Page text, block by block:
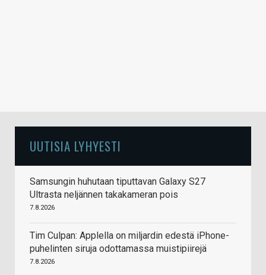
UUTISIA LYHYESTI
Samsungin huhutaan tiputtavan Galaxy S27
Ultrasta neljännen takakameran pois
7.8.2026
Tim Culpan: Applella on miljardin edestä iPhone-
puhelinten siruja odottamassa muistipiirejä
7.8.2026